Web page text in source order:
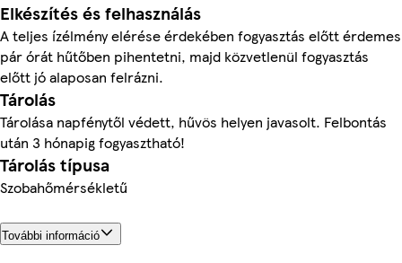
Elkészítés és felhasználás
A teljes ízélmény elérése érdekében fogyasztás előtt érdemes
pár órát hűtőben pihentetni, majd közvetlenül fogyasztás
előtt jó alaposan felrázni.
Tárolás
Tárolása napfénytől védett, hűvös helyen javasolt. Felbontás
után 3 hónapig fogyasztható!
Tárolás típusa
Szobahőmérsékletű
További információ